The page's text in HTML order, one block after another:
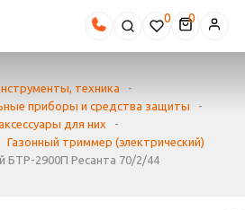
0
техника
-
приборы и средства защиты
-
для них
-
Газонный триммер (электрический)
БТР-2900П Ресанта 70/2/44